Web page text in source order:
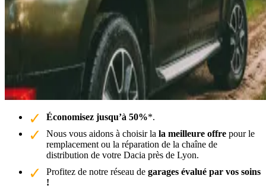
Économisez jusqu’à 50%*.
Nous vous aidons à choisir la la meilleure offre pour le
remplacement ou la réparation de la chaîne de
distribution de votre Dacia près de Lyon.
Profitez de notre réseau de garages évalué par vos soins
!